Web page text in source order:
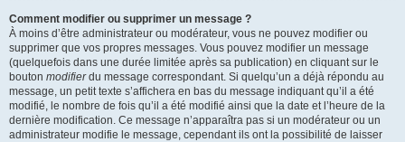
Comment modifier ou supprimer un message ?
À moins d’être administrateur ou modérateur, vous ne pouvez modifier ou
supprimer que vos propres messages. Vous pouvez modifier un message
(quelquefois dans une durée limitée après sa publication) en cliquant sur le
bouton modifierdu message correspondant. Si quelqu’un a déjà répondu au
message, un petit texte s’affichera en bas du message indiquant qu’il a été
modifié, le nombre de fois qu’il a été modifié ainsi que la date et l’heure de la
dernière modification. Ce message n’apparaîtra pas si un modérateur ou un
administrateur modifie le message, cependant ils ont la possibilité de laisser